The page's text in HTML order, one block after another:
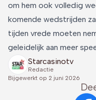
om hem ook volledig
komende wedstrijden
tijden vrede moeten
geleidelijk aan meer
Starcasinotv
Redactie
Bijgewerkt op 2 juni 2026